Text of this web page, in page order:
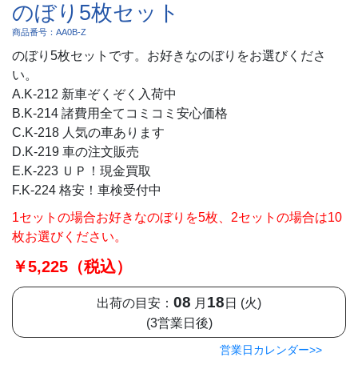
のぼり5枚セット
商品番号：AA0B-Z
のぼり5枚セットです。お好きなのぼりをお選びくださ
い。
A.K-212 新車ぞくぞく入荷中
B.K-214 諸費用全てコミコミ安心価格
C.K-218 人気の車あります
D.K-219 車の注文販売
E.K-223 ＵＰ！現金買取
F.K-224 格安！車検受付中
1セットの場合お好きなのぼりを5枚、2セットの場合は10
枚お選びください。
￥5,225（税込）
出荷の目安： 08 月 18 日 (火)
(3営業日後)
営業日カレンダー>>